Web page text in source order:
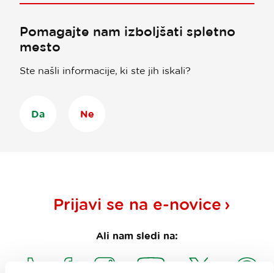
Pomagajte nam izboljšati spletno
mesto
Ste našli informacije, ki ste jih iskali?
Da Ne
Prijavi se na e-novice
Ali nam sledi na: